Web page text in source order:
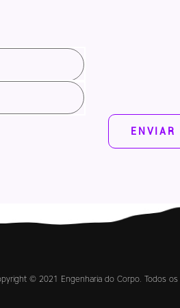
ENVIAR
© 2021 Engenharia do Corpo. Todos